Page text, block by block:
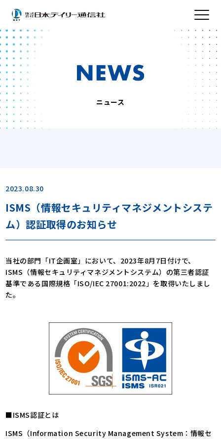
ニュース
2023.08.30
ISMS（情報セキュリティマネジメントシステ
ム）認証取得のお知らせ
当社の部門「IT企画室」において、2023年8月7日付けで、
ISMS（情報セキュリティマネジメントシステム）の第三者認証
基準である国際規格「ISO/IEC 27001:2022」を取得いたしまし
た。
■ISMS認証とは
ISMS（Information Security Management System：情報セ